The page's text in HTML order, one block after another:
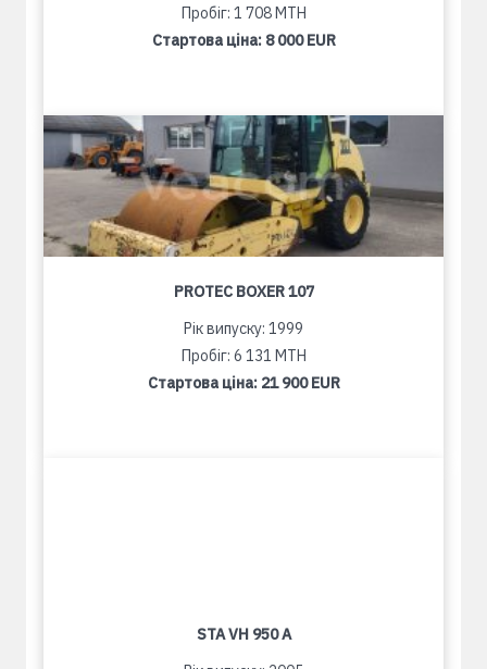
Пробіг: 1 708 MTH
Стартова ціна: 8 000 EUR
PROTEC BOXER 107
Рік випуску: 1999
Пробіг: 6 131 MTH
Стартова ціна: 21 900 EUR
STA VH 950 A